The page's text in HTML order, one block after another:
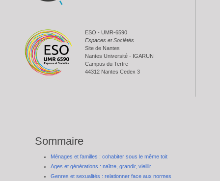
ESO - UMR-6590
Espaces et Sociétés
Site de Nantes
Nantes Université - IGARUN
Campus du Tertre
44312 Nantes Cedex 3
Sommaire
Ménages et familles : cohabiter sous le même toit
Ages et générations : naître, grandir, vieillir
Genres et sexualités : relationner face aux normes